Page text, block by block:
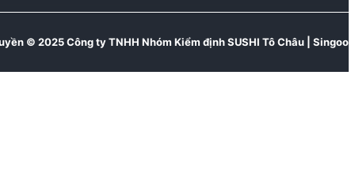
© 2025 Công ty TNHH Nhóm Kiểm định SUSHI Tô Châu | Singoo